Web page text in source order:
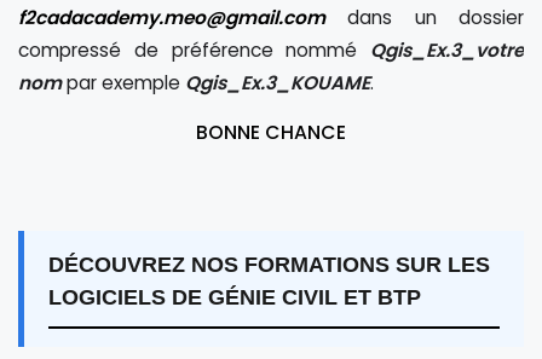
f2cadacademy.meo@gmail.comdans un dossier
compressé de préférence nommé Qgis_Ex.3_votre
nompar exemple Qgis_Ex.3_KOUAME.
BONNE CHANCE
DÉCOUVREZ NOS FORMATIONS SUR LES
LOGICIELS DE GÉNIE CIVIL ET BTP